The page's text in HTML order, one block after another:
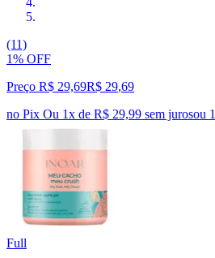
(11)
1% OFF
Preço R$ 29,69R$ 29,69
no Pix Ou 1x de R$ 29,99 sem jurosou 1
Full